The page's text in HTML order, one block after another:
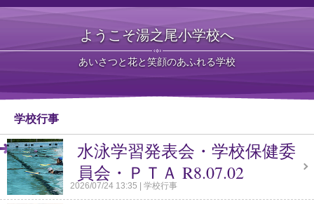
ようこそ湯之尾小学校へ
あいさつと花と笑顔のあふれる学校
学校行事
水泳学習発表会・学校保健委
員会・ＰＴＡ R8.07.02
2026/07/24 13:35 学校行事